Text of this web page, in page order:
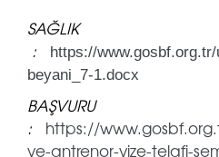
SAĞLIK
:
https://
beyani_7-1.docx
BAŞVURU
:
https://
ve-antrenor-vize-telafi-